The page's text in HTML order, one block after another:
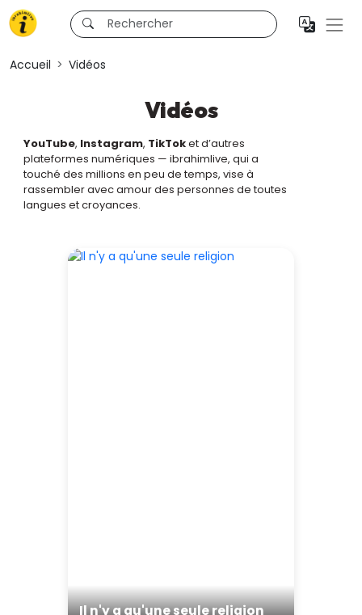
Accueil Vidéos
Vidéos
YouTube, Instagram, TikToket d’autres
plateformes numériques — ibrahimlive, qui a
touché des millions en peu de temps, vise à
rassembler avec amour des personnes de toutes
langues et croyances.
Il n'y a qu'une seule religion